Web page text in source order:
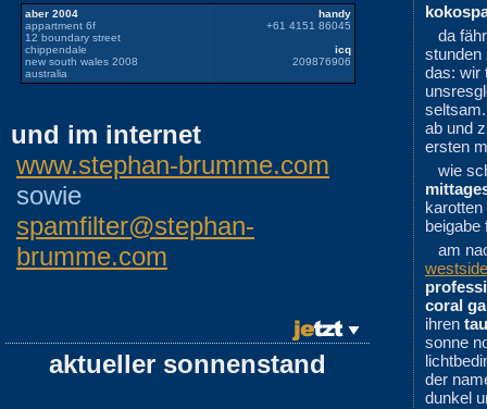
aber 2004
appartment 6f
12 boundary street
chippendale
new south wales 2008
australia
handy
+61 4151 86045
icq
209876906
und im internet
www.stephan-brumme.com
sowie
spamfilter@stephan-
brumme.com
aktueller sonnenstand
da
stunden
das: wir
ab und
ersten
wie
am
coral
ihren
sonne
der
dunkel